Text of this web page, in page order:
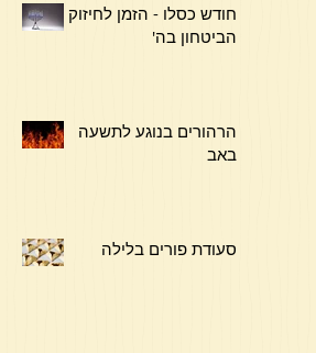
חודש כסלו - הזמן לחיזוק
הביטחון בה'
הרהורים בנוגע לתשעה
באב
סעודת פורים בלילה